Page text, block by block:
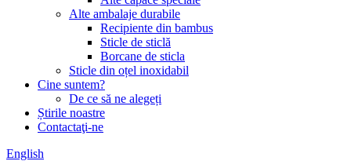
Alte ambalaje durabile
Recipiente din bambus
Sticle de sticlă
Borcane de sticla
Sticle din oțel inoxidabil
Cine suntem?
De ce să ne alegeți
Știrile noastre
Contactaţi-ne
English